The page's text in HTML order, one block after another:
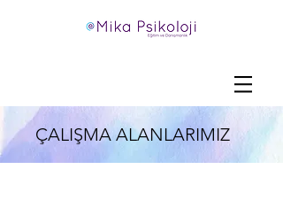
ÇALIŞMA ALANLARIMIZ